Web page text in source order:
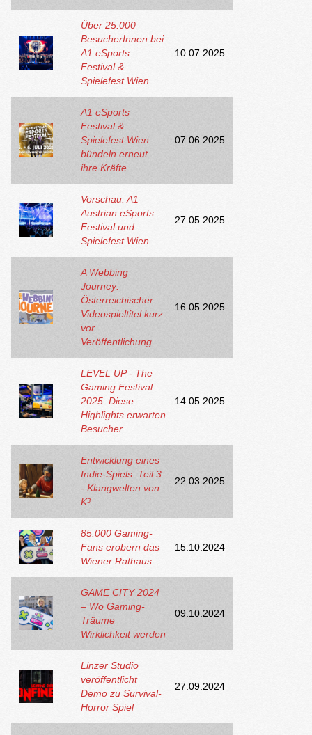
Über 25.000
BesucherInnen bei
A1 eSports
Festival &
Spielefest Wien
10.07.2025
A1 eSports
Festival &
Spielefest Wien
bündeln erneut
ihre Kräfte
07.06.2025
Vorschau: A1
Austrian eSports
Festival und
Spielefest Wien
27.05.2025
A Webbing
Journey:
Österreichischer
Videospieltitel kurz
vor
Veröffentlichung
16.05.2025
LEVEL UP - The
Gaming Festival
2025: Diese
Highlights erwarten
Besucher
14.05.2025
Entwicklung eines
Indie-Spiels: Teil 3
- Klangwelten von
K³
22.03.2025
85.000 Gaming-
Fans erobern das
Wiener Rathaus
15.10.2024
GAME CITY 2024
– Wo Gaming-
Träume
Wirklichkeit werden
09.10.2024
Linzer Studio
veröffentlicht
Demo zu Survival-
Horror Spiel
27.09.2024